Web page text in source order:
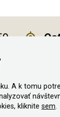
A k tomu
kliknite sem.